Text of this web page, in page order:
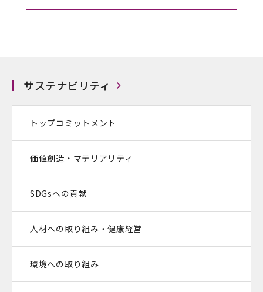
サステナビリティ
トップコミットメント
価値創造・マテリアリティ
SDGsへの貢献
人材への取り組み・健康経営
環境への取り組み